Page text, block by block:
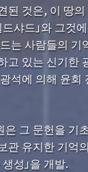
된 것은, 이 땅
드샤드」와 그것
는 사람들의 기
고 있는 신기한
석에 의해 윤회
은 그 문헌을 기
관 유지한 기억
성」을 개발.